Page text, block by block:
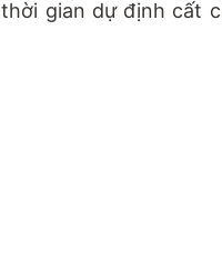
gian dự định cất